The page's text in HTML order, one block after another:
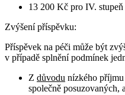
13 200 Kč pro IV.
Zvýšení příspěvku:
Příspěvek na péči může být
v případě splnění podmínek
Z důvodu nízkého příjmu
společně posuzovaných,